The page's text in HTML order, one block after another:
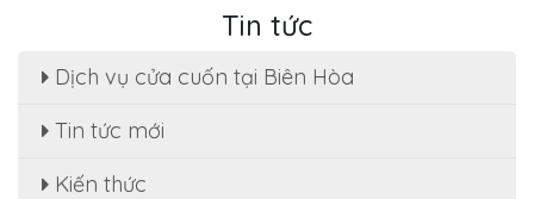
Tin tức
Dịch vụ cửa cuốn tại Biên Hòa
Tin tức mới
Kiến thứcSửa cửa cuốn, motor cửa cuốn tại nhà phường